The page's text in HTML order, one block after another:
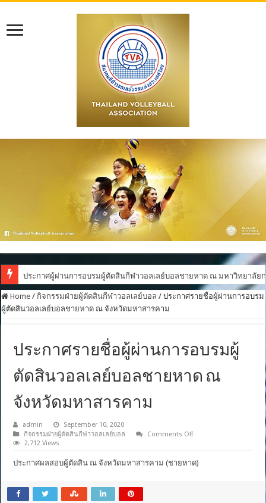
ประกาศผู้ผ่านการอบรมผู้ตัดสินกีฬาวอลเลย์บอลชายหาด ณ มหาวิทยาลัย
Home / กิจกรรมฝ่ายผู้ตัดสินกีฬาวอลเลย์บอล / ประกาศรายชื่อผู้ผ่านการอบรม
ผู้ตัดสินวอลเลย์บอลชายหาด ณ จังหวัดมหาสารคาม
ประกาศรายชื่อผู้ผ่านการอบรมผู้
ตัดสินวอลเลย์บอลชายหาด ณ
จังหวัดมหาสารคาม
admin
September 10, 2020
กิจกรรมฝ่ายผู้ตัดสินกีฬาวอลเลย์บอล
Comments Offon
ชื่อ
2,712 Views
ประกาศผลสอบผู้ตัดสิน ณ จังหวัดมหาสารคาม (ชายหาด)